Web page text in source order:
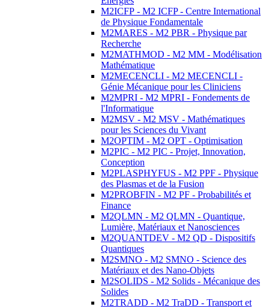
M2ICFP - M2 ICFP - Centre International
de Physique Fondamentale
M2MARES - M2 PBR - Physique par
Recherche
M2MATHMOD - M2 MM - Modélisation
Mathématique
M2MECENCLI - M2 MECENCLI -
Génie Mécanique pour les Cliniciens
M2MPRI - M2 MPRI - Fondements de
l'Informatique
M2MSV - M2 MSV - Mathématiques
pour les Sciences du Vivant
M2OPTIM - M2 OPT - Optimisation
M2PIC - M2 PIC - Projet, Innovation,
Conception
M2PLASPHYFUS - M2 PPF - Physique
des Plasmas et de la Fusion
M2PROBFIN - M2 PF - Probabilités et
Finance
M2QLMN - M2 QLMN - Quantique,
Lumière, Matériaux et Nanosciences
M2QUANTDEV - M2 QD - Dispositifs
Quantiques
M2SMNO - M2 SMNO - Science des
Matériaux et des Nano-Objets
M2SOLIDS - M2 Solids - Mécanique des
Solides
M2TRADD - M2 TraDD - Transport et